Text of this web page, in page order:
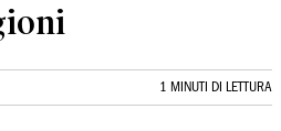
1 MINUTI DI LETTURA